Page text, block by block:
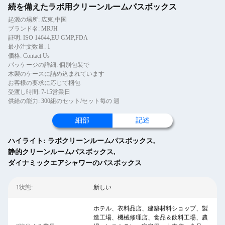
続を備えたラボ用クリーンルームパスボックス
起源の場所: 広東,中国
ブランド名: MRJH
証明: ISO 14644,EU GMP,FDA
最小注文数量: 1
価格: Contact Us
パッケージの詳細: 個別包装で
木製のケースに詰め込まれています
お客様の要求に応じて梱包
受渡し時間: 7-15営業日
供給の能力: 300組のセット/セット每の 週
細部 記述
ハイライト: ラボクリーンルームパスボックス,
静的クリーンルームパスボックス,
ダイナミックエアシャワーのパスボックス
1状態: 新しい
ホテル、衣料品店、建築材料ショップ、製
造工場、機械修理店、食品＆飲料工場、農